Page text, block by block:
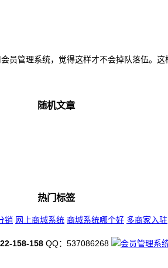
管理系统，觉得这样才不会掉队落伍。
随机文章
热门标签
销 网上商城系统 商城系统哪个好 多商家入驻
158-158 QQ：537086268